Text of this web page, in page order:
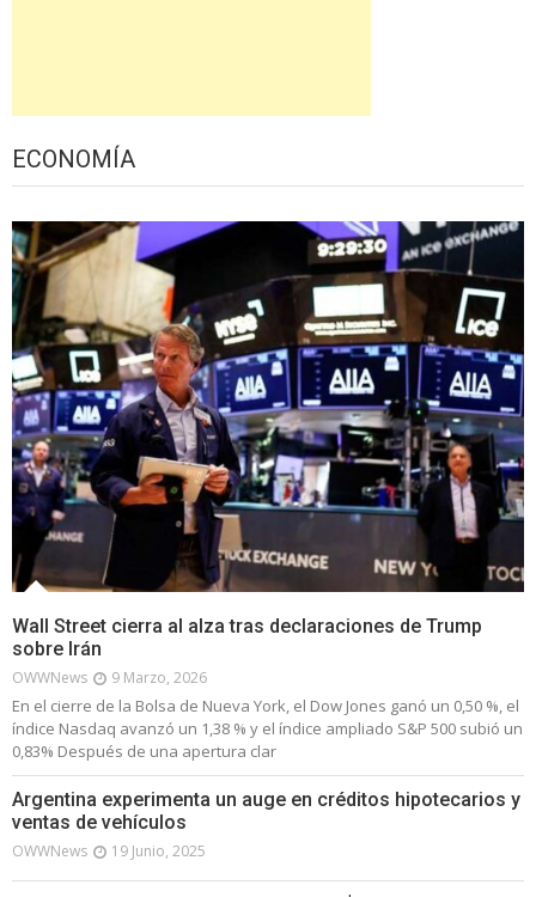
ECONOMÍA
Wall Street cierra al alza tras declaraciones de Trump
sobre Irán
OWWNews 9 Marzo, 2026
En el cierre de la Bolsa de Nueva York, el Dow Jones ganó un 0,50 %, el
índice Nasdaq avanzó un 1,38 % y el índice ampliado S&P 500 subió un
0,83% Después de una apertura clar
Argentina experimenta un auge en créditos hipotecarios y
ventas de vehículos
OWWNews 19 Junio, 2025